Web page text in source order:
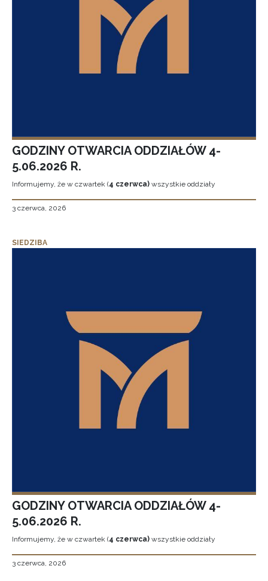
GODZINY OTWARCIA ODDZIAŁÓW 4-
5.06.2026 R.
Informujemy, że w czwartek (4 czerwca) wszystkie oddziały
3 czerwca, 2026
SIEDZIBA
GODZINY OTWARCIA ODDZIAŁÓW 4-
5.06.2026 R.
Informujemy, że w czwartek (4 czerwca) wszystkie oddziały
3 czerwca, 2026